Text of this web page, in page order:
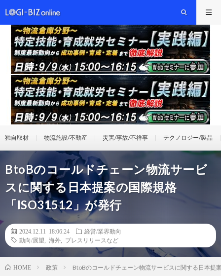
独自取材 物流施設/不動産 災害/事故/不祥事 テクノロジー/製品
BtoBのコールドチェーン物流サービ
スに関する日本提案の国際規格
「ISO31512」が発行
2024.12.11 18:06:24
経営/業界動向
動向/展望
海外 プレスリリースなど
HOME 政策 BtoBのコールドチェーン物流サービスに関する日本提